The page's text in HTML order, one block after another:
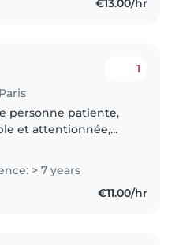
€13.00/hr
1
personne patiente,
et attentionnée,
les enfants. J’aime
activités créatives,
dans lrs devoirs..
> 7 years
€11.00/hr